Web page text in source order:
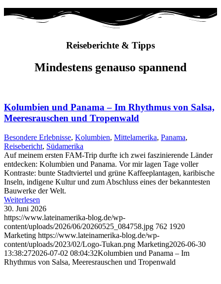
Reiseberichte & Tipps
Mindestens genauso spannend
Kolumbien und Panama – Im Rhythmus von Salsa,
Meeresrauschen und Tropenwald
Besondere Erlebnisse, Kolumbien, Mittelamerika, Panama,
Reisebericht, Südamerika
Auf meinem ersten FAM-Trip durfte ich zwei faszinierende Länder
entdecken: Kolumbien und Panama. Vor mir lagen Tage voller
Kontraste: bunte Stadtviertel und grüne Kaffeeplantagen, karibische
Inseln, indigene Kultur und zum Abschluss eines der bekanntesten
Bauwerke der Welt.
Weiterlesen
30. Juni 2026
https://www.lateinamerika-blog.de/wp-
content/uploads/2026/06/20260525_084758.jpg 762 1920
Marketing https://www.lateinamerika-blog.de/wp-
content/uploads/2023/02/Logo-Tukan.png Marketing2026-06-30
13:38:272026-07-02 08:04:32Kolumbien und Panama – Im
Rhythmus von Salsa, Meeresrauschen und Tropenwald